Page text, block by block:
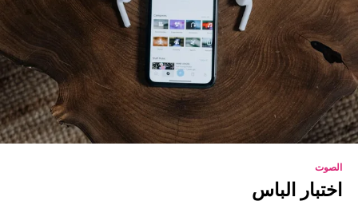
الصوت
اختبار الباس